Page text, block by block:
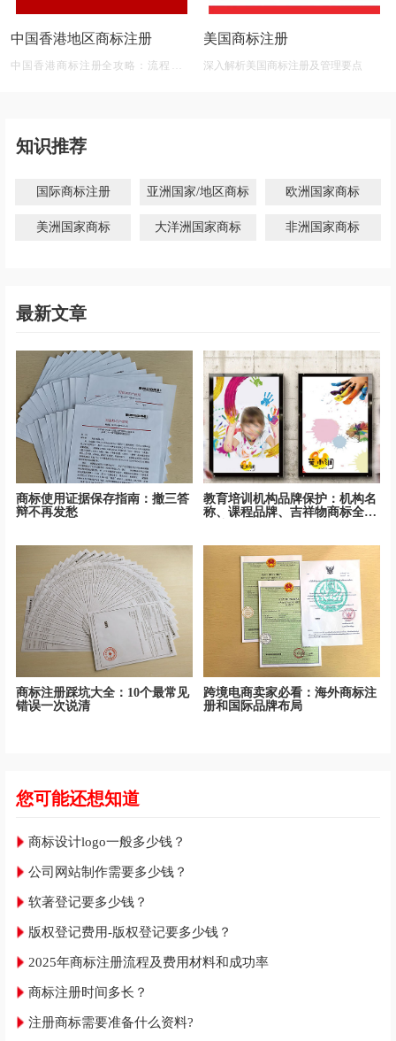
中国香港地区商标注册
中国香港商标注册全攻略：流程、材
美国商标注册
深入解析美国商标注册及管理要点
知识推荐
国际商标注册 亚洲国家/地区商标 欧洲国家商标
美洲国家商标 大洋洲国家商标 非洲国家商标
最新文章
商标使用证据保存指南：撤三答
辩不再发愁
教育培训机构品牌保护：机构名
称、课程品牌、吉祥物商标全面
商标注册踩坑大全：10个最常见
错误一次说清
跨境电商卖家必看：海外商标注
册和国际品牌布局
您可能还想知道
商标设计logo一般多少钱？
公司网站制作需要多少钱？
软著登记要多少钱？
版权登记费用-版权登记要多少钱？
2025年商标注册流程及费用材料和成功率
商标注册时间多长？
注册商标需要准备什么资料?